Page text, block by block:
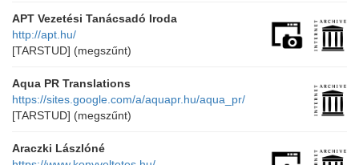
APT Vezetési Tanácsadó Iroda
http://apt.hu/
[TARSTUD] (megszűnt)
Aqua PR Translations
https://sites.google.com/a/aquapr.hu/aqua_pr/
[TARSTUD] (megszűnt)
Araczki Lászlóné